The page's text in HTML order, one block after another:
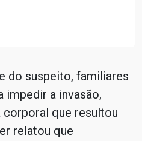
do suspeito, familiares
impedir a invasão,
corporal que resultou
relatou que